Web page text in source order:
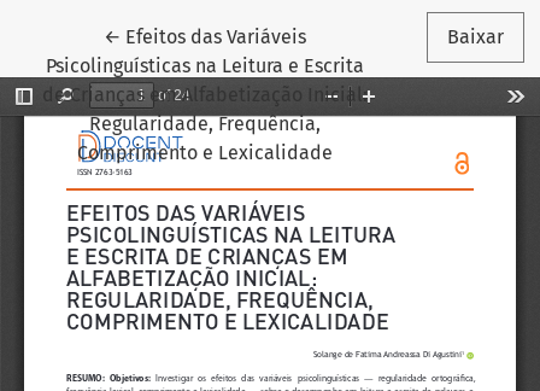
← Voltar aos Detalhes do Artigo
Efeitos das Variáveis
Psicolinguísticas na Leitura e Escrita
de Crianças em Alfabetização Inicial:
Regularidade, Frequência,
Comprimento e Lexicalidade
Baixar